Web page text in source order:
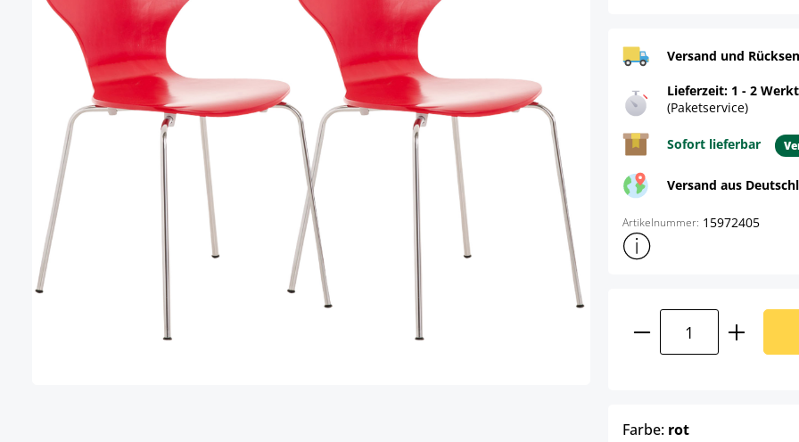
Versand und
Lieferzeit: 1 - 2
(Paketservice)
Sofort lieferbar
Versand aus
Artikelnummer: 15972405
Weitere
Produkt Anzahl:
Farbe: rotauswählen